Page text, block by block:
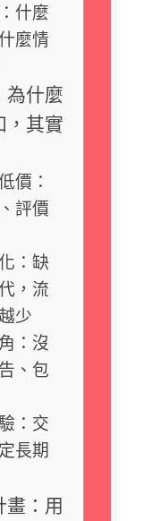
什麼
麼情
為什麼
，其實
價：
評價
：缺
，流
少
：沒
、包
：交
長期
畫：用